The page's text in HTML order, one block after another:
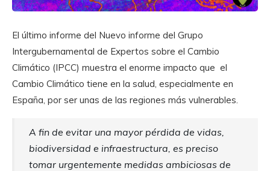
El último informe del Nuevo informe del Grupo
Intergubernamental de Expertos sobre el Cambio
Climático (IPCC) muestra el enorme impacto que el
Cambio Climático tiene en la salud, especialmente en
España, por ser unas de las regiones más vulnerables.
A fin de evitar una mayor pérdida de vidas,
biodiversidad e infraestructura, es preciso
tomar urgentemente medidas ambiciosas de